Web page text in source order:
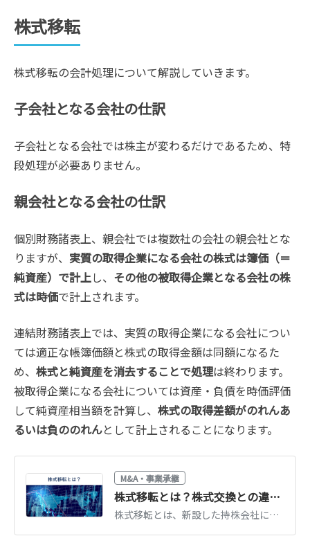
株式移転
株式移転の会計処理について解説していきます。
子会社となる会社の仕訳
子会社となる会社では株主が変わるだけであるため、特
段処理が必要ありません。
親会社となる会社の仕訳
個別財務諸表上、親会社では複数社の会社の親会社とな
りますが、 実質の取得企業になる会社の株式は簿価（＝
純資産）で計上し、 その他の被取得企業となる会社の株
式は時価で計上されます。
連結財務諸表上では、実質の取得企業になる会社につい
ては適正な帳簿価額と株式の取得金額は同額になるた
め、 株式と純資産を消去することで処理は終わります。
被取得企業になる会社については資産・負債を時価評価
して純資産相当額を計算し、 株式の取得差額がのれんあ
るいは負ののれんとして計上されることになります。
M&A・事業承継
株式移転とは？株式交換との違い・メリット・手続きを図解でわかりやすく解説
株式移転とは、新設した持株会社に既存会社の全株式を移す組織再編手法です。株式交換との違い、単独・共同株式移転の使い分け、手続きの流れ、事例を図解で解説します。